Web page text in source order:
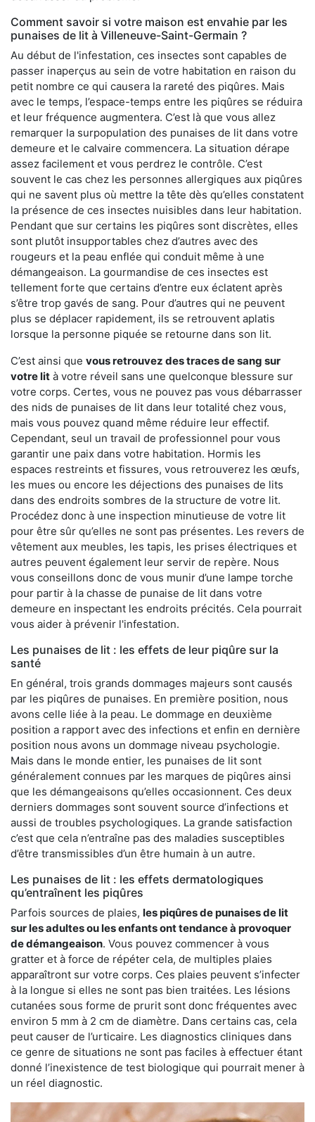
Comment savoir si votre maison est envahie par les
punaises de lit à Villeneuve-Saint-Germain ?
Au début de l'infestation, ces insectes sont capables de
passer inaperçus au sein de votre habitation en raison du
petit nombre ce qui causera la rareté des piqûres. Mais
avec le temps, l’espace-temps entre les piqûres se réduira
et leur fréquence augmentera. C’est là que vous allez
remarquer la surpopulation des punaises de lit dans votre
demeure et le calvaire commencera. La situation dérape
assez facilement et vous perdrez le contrôle. C’est
souvent le cas chez les personnes allergiques aux piqûres
qui ne savent plus où mettre la tête dès qu’elles constatent
la présence de ces insectes nuisibles dans leur habitation.
Pendant que sur certains les piqûres sont discrètes, elles
sont plutôt insupportables chez d’autres avec des
rougeurs et la peau enflée qui conduit même à une
démangeaison. La gourmandise de ces insectes est
tellement forte que certains d’entre eux éclatent après
s’être trop gavés de sang. Pour d’autres qui ne peuvent
plus se déplacer rapidement, ils se retrouvent aplatis
lorsque la personne piquée se retourne dans son lit.
C’est ainsi que vous retrouvez des traces de sang sur
votre lit à votre réveil sans une quelconque blessure sur
votre corps. Certes, vous ne pouvez pas vous débarrasser
des nids de punaises de lit dans leur totalité chez vous,
mais vous pouvez quand même réduire leur effectif.
Cependant, seul un travail de professionnel pour vous
garantir une paix dans votre habitation. Hormis les
espaces restreints et fissures, vous retrouverez les œufs,
les mues ou encore les déjections des punaises de lits
dans des endroits sombres de la structure de votre lit.
Procédez donc à une inspection minutieuse de votre lit
pour être sûr qu’elles ne sont pas présentes. Les revers de
vêtement aux meubles, les tapis, les prises électriques et
autres peuvent également leur servir de repère. Nous
vous conseillons donc de vous munir d’une lampe torche
pour partir à la chasse de punaise de lit dans votre
demeure en inspectant les endroits précités. Cela pourrait
vous aider à prévenir l'infestation.
Les punaises de lit : les effets de leur piqûre sur la
santé
En général, trois grands dommages majeurs sont causés
par les piqûres de punaises. En première position, nous
avons celle liée à la peau. Le dommage en deuxième
position a rapport avec des infections et enfin en dernière
position nous avons un dommage niveau psychologie.
Mais dans le monde entier, les punaises de lit sont
généralement connues par les marques de piqûres ainsi
que les démangeaisons qu’elles occasionnent. Ces deux
derniers dommages sont souvent source d’infections et
aussi de troubles psychologiques. La grande satisfaction
c’est que cela n’entraîne pas des maladies susceptibles
d’être transmissibles d’un être humain à un autre.
Les punaises de lit : les effets dermatologiques
qu’entraînent les piqûres
Parfois sources de plaies, les piqûres de punaises de lit
sur les adultes ou les enfants ont tendance à provoquer
de démangeaison. Vous pouvez commencer à vous
gratter et à force de répéter cela, de multiples plaies
apparaîtront sur votre corps. Ces plaies peuvent s’infecter
à la longue si elles ne sont pas bien traitées. Les lésions
cutanées sous forme de prurit sont donc fréquentes avec
environ 5 mm à 2 cm de diamètre. Dans certains cas, cela
peut causer de l’urticaire. Les diagnostics cliniques dans
ce genre de situations ne sont pas faciles à effectuer étant
donné l’inexistence de test biologique qui pourrait mener à
un réel diagnostic.